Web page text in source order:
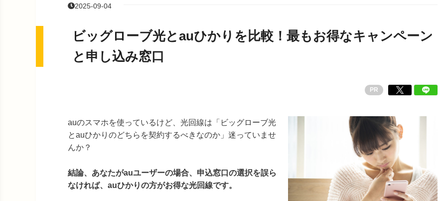
2025-09-04
ビッグローブ光とauひかりを比較！最もお得なキャンペーン
と申し込み窓口
PR
auのスマホを使っているけど、光回線は「ビッグローブ光
とauひかりのどちらを契約するべきなのか」迷っていませ
んか？
結論、あなたがauユーザーの場合、申込窓口の選択を誤ら
なければ、auひかりの方がお得な光回線です。